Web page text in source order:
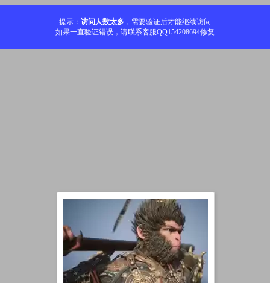
提示： 访问人数太多 ，需要验证后才能继续访问
如果一直验证错误，请联系客服QQ154208694修复
加载中